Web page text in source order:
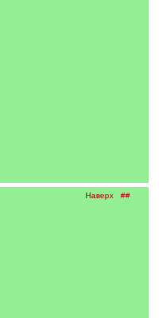
Наверх ##